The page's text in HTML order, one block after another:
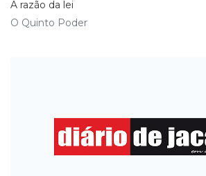
A razão da lei
O Quinto Poder